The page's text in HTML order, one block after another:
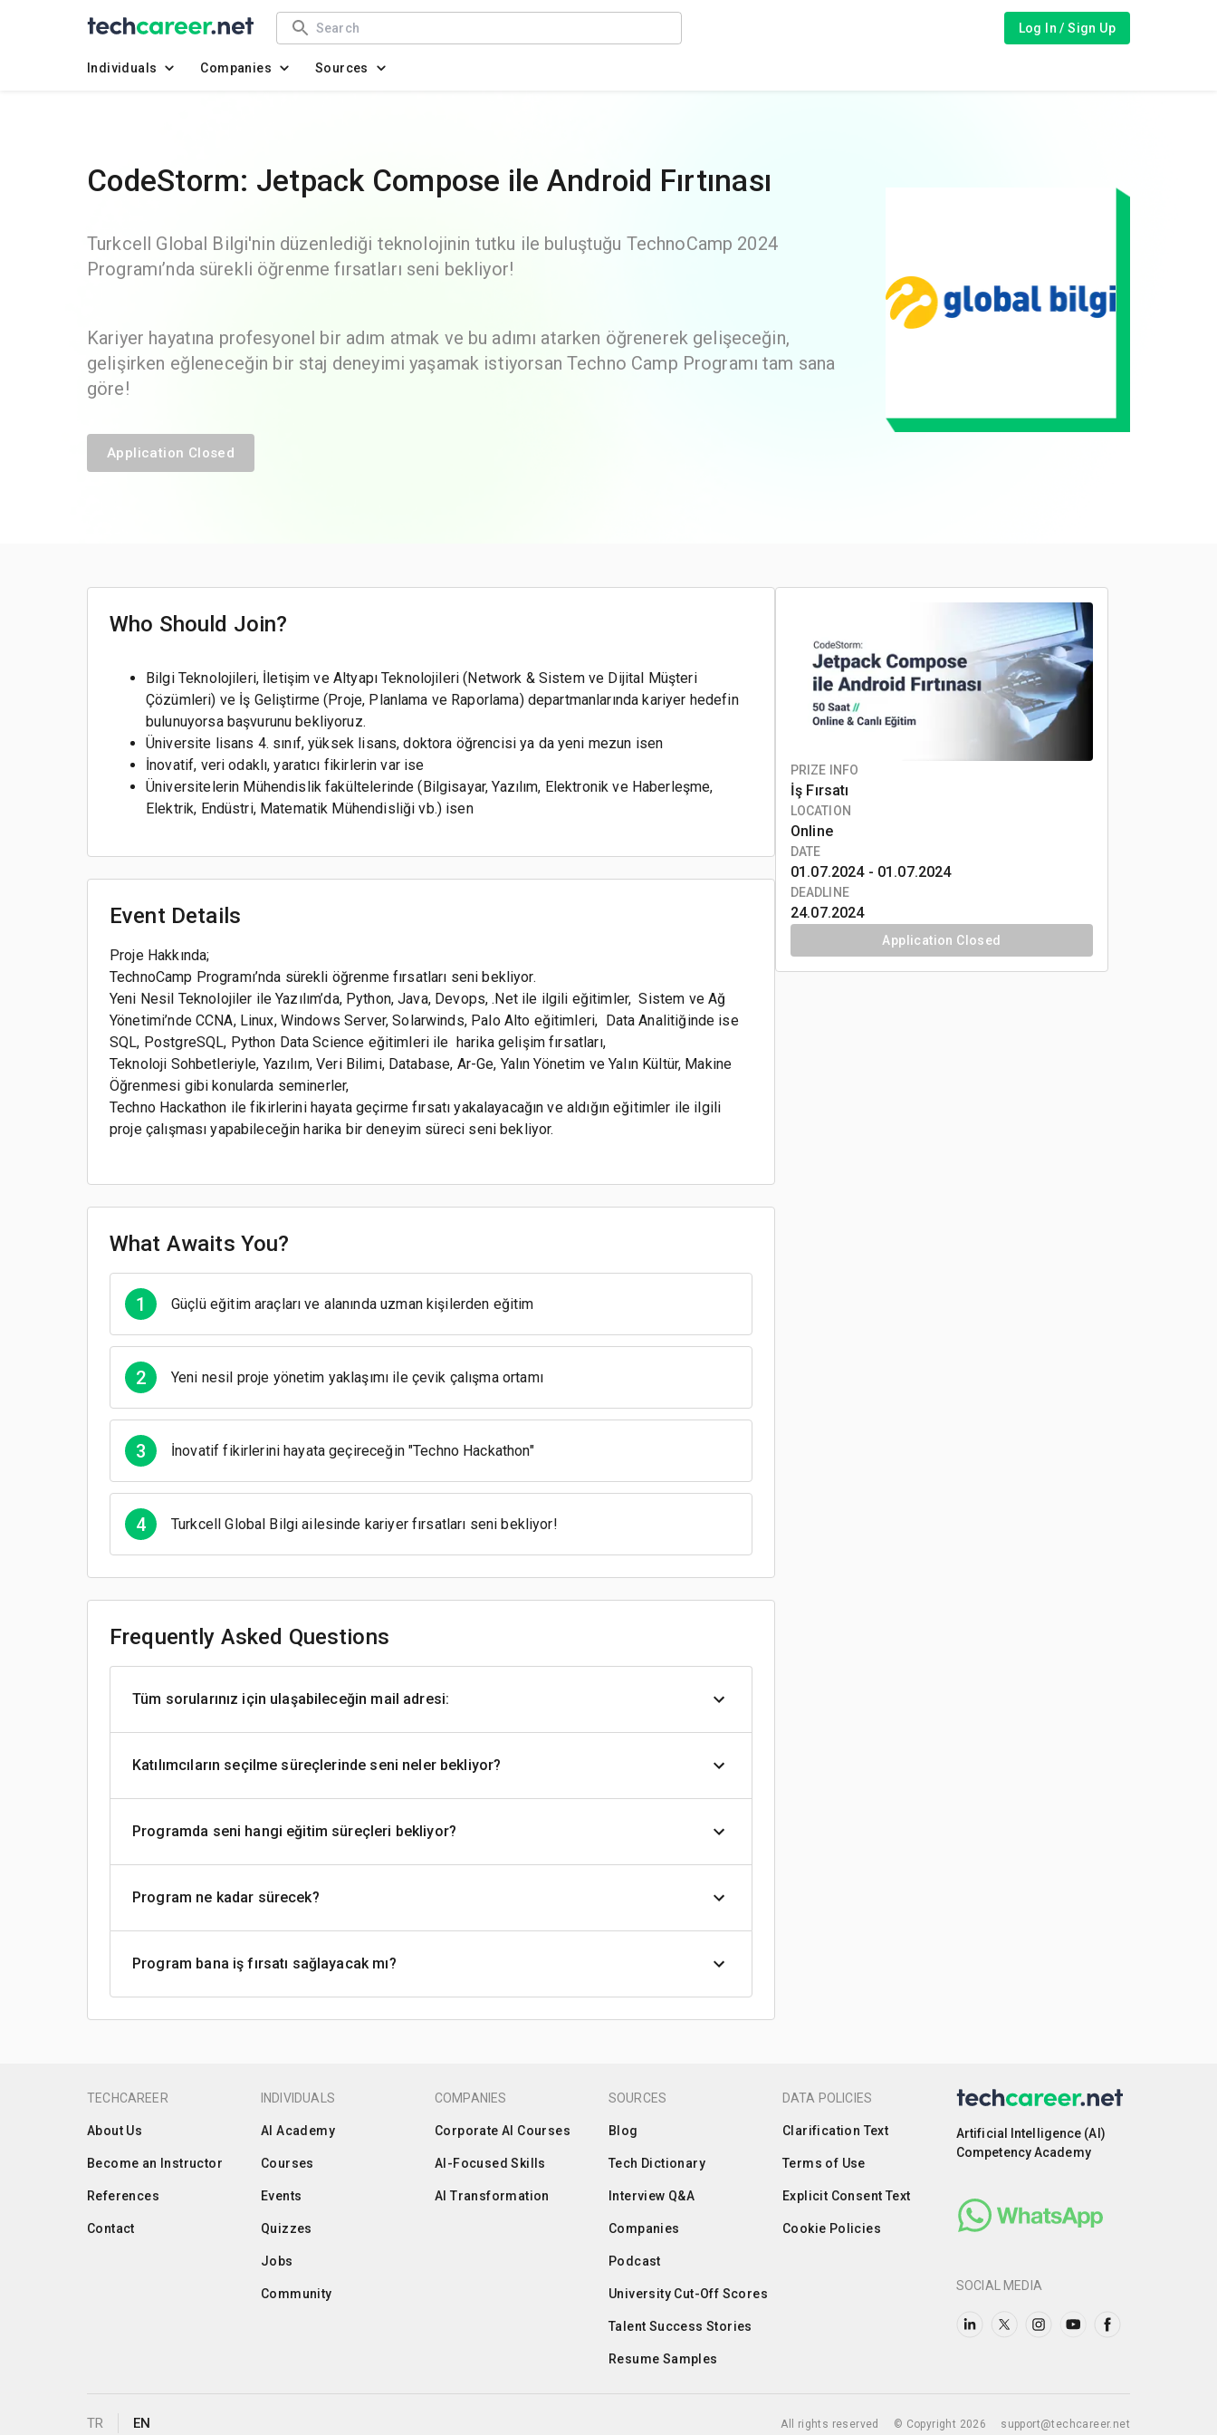
Log In / Sign Up
Individuals Companies Sources
CodeStorm: Jetpack Compose ile Android Fırtınası
Turkcell Global Bilgi'nin düzenlediği teknolojinin tutku ile buluştuğu TechnoCamp 2024
Programı’nda sürekli öğrenme fırsatları seni bekliyor!
Kariyer hayatına profesyonel bir adım atmak ve bu adımı atarken öğrenerek gelişeceğin,
gelişirken eğleneceğin bir staj deneyimi yaşamak istiyorsan Techno Camp Programı tam sana
göre!
Application Closed
Who Should Join?
Bilgi Teknolojileri, İletişim ve Altyapı Teknolojileri (Network & Sistem ve Dijital Müşteri
Çözümleri) ve İş Geliştirme (Proje, Planlama ve Raporlama) departmanlarında kariyer hedefin
bulunuyorsa başvurunu bekliyoruz.
Üniversite lisans 4. sınıf, yüksek lisans, doktora öğrencisi ya da yeni mezun isen
İnovatif, veri odaklı, yaratıcı fikirlerin var ise
Üniversitelerin Mühendislik fakültelerinde (Bilgisayar, Yazılım, Elektronik ve Haberleşme,
Elektrik, Endüstri, Matematik Mühendisliği vb.) isen
Event Details
Proje Hakkında;
TechnoCamp Programı’nda sürekli öğrenme fırsatları seni bekliyor.
Yeni Nesil Teknolojiler ile Yazılım’da, Python, Java, Devops, .Net ile ilgili eğitimler, Sistem ve Ağ
Yönetimi’nde CCNA, Linux, Windows Server, Solarwinds, Palo Alto eğitimleri, Data Analitiğinde ise
SQL, PostgreSQL, Python Data Science eğitimleri ile harika gelişim fırsatları,
Teknoloji Sohbetleriyle, Yazılım, Veri Bilimi, Database, Ar-Ge, Yalın Yönetim ve Yalın Kültür, Makine
Öğrenmesi gibi konularda seminerler,
Techno Hackathon ile fikirlerini hayata geçirme fırsatı yakalayacağın ve aldığın eğitimler ile ilgili
proje çalışması yapabileceğin harika bir deneyim süreci seni bekliyor.
What Awaits You?
1 Güçlü eğitim araçları ve alanında uzman kişilerden eğitim
2 Yeni nesil proje yönetim yaklaşımı ile çevik çalışma ortamı
3 İnovatif fikirlerini hayata geçireceğin "Techno Hackathon"
4 Turkcell Global Bilgi ailesinde kariyer fırsatları seni bekliyor!
Frequently Asked Questions
Tüm sorularınız için ulaşabileceğin mail adresi:
Katılımcıların seçilme süreçlerinde seni neler bekliyor?
Programda seni hangi eğitim süreçleri bekliyor?
Program ne kadar sürecek?
Program bana iş fırsatı sağlayacak mı?
PRIZE INFO
İş Fırsatı
LOCATION
Online
DATE
01.07.2024 - 01.07.2024
DEADLINE
24.07.2024
Application Closed
TECHCAREER
About Us
Become an Instructor
References
Contact
INDIVIDUALS
AI Academy
Courses
Events
Quizzes
Jobs
Community
COMPANIES
Corporate AI Courses
AI-Focused Skills
AI Transformation
SOURCES
Blog
Tech Dictionary
Interview Q&A
Companies
Podcast
University Cut-Off Scores
Talent Success Stories
Resume Samples
DATA POLICIES
Clarification Text
Terms of Use
Explicit Consent Text
Cookie Policies
Artificial Intelligence (AI)
Competency Academy
SOCIAL MEDIA
TR EN All rights reserved © Copyright 2026 support@techcareer.net